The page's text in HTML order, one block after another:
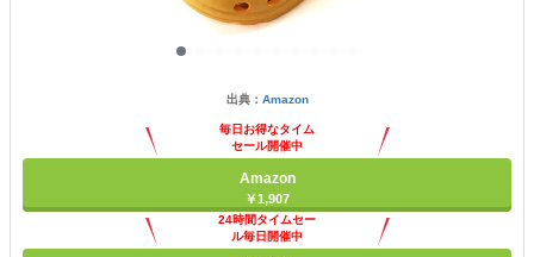
出典： Amazon
毎日お得なタイム
セール開催中
Amazon
￥1,907
24時間タイムセー
ル毎日開催中